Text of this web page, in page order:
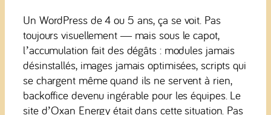
Un WordPress de 4 ou 5 ans, ça se voit. Pas
toujours visuellement — mais sous le capot,
l’accumulation fait des dégâts : modules jamais
désinstallés, images jamais optimisées, scripts qui
se chargent même quand ils ne servent à rien,
backoffice devenu ingérable pour les équipes. Le
site d’Oxan Energy était dans cette situation. Pas